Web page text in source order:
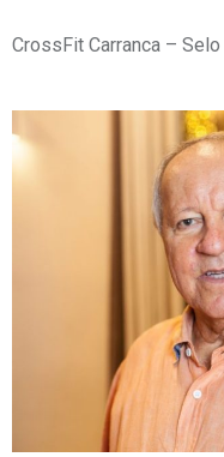
CrossFit Carranca –